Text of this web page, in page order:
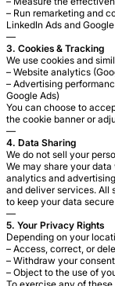
– Run remarketing and
LinkedIn Ads and
—
3. Cookies & Tracking
We use cookies and
– Website analytics
– Advertising
Google Ads)
You can choose to
the cookie banner or
—
4. Data Sharing
We do not sell your
We may share your
analytics and
and deliver services. All
to keep your data
—
5. Your Privacy Rights
Depending on your
– Access, correct, or
– Withdraw your
– Object to the use of